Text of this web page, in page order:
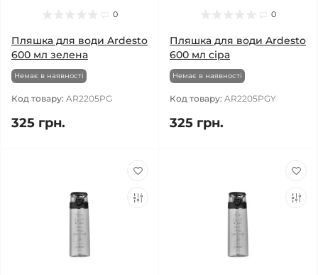
0
Пляшка для води Ardesto
600 мл зелена
Немає в наявності
Код товару: AR2205PG
325 грн.
0
Пляшка для води Ardesto
600 мл сіра
Немає в наявності
Код товару: AR2205PGY
325 грн.